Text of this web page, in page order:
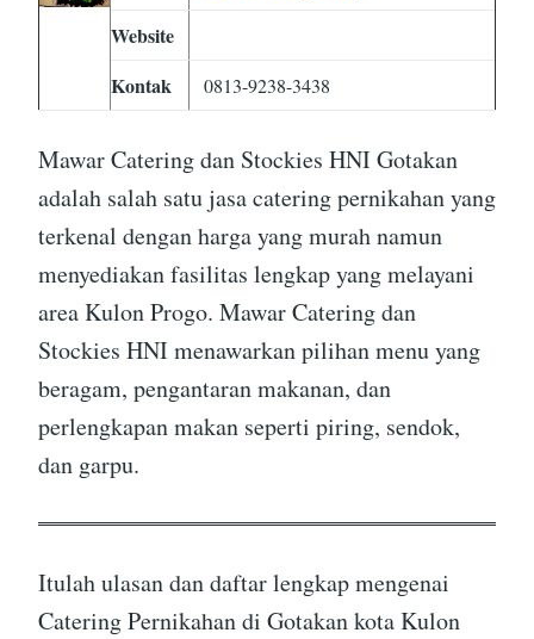
Website
Kontak
0813-9238-3438
Mawar Catering dan Stockies HNI Gotakan
adalah salah satu jasa catering pernikahan yang
terkenal dengan harga yang murah namun
menyediakan fasilitas lengkap yang melayani
area Kulon Progo. Mawar Catering dan
Stockies HNI menawarkan pilihan menu yang
beragam, pengantaran makanan, dan
perlengkapan makan seperti piring, sendok,
dan garpu.
Itulah ulasan dan daftar lengkap mengenai
Catering Pernikahan di Gotakan kota Kulon